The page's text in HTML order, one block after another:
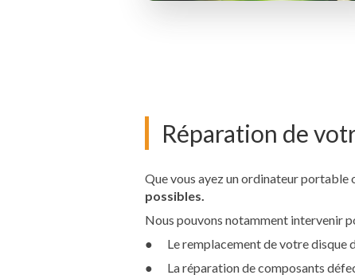
Réparation de
Que vous ayez un ordinateur portable
possibles.
Nous pouvons notamment intervenir
● Le remplacement de votre disque
● La réparation de composants